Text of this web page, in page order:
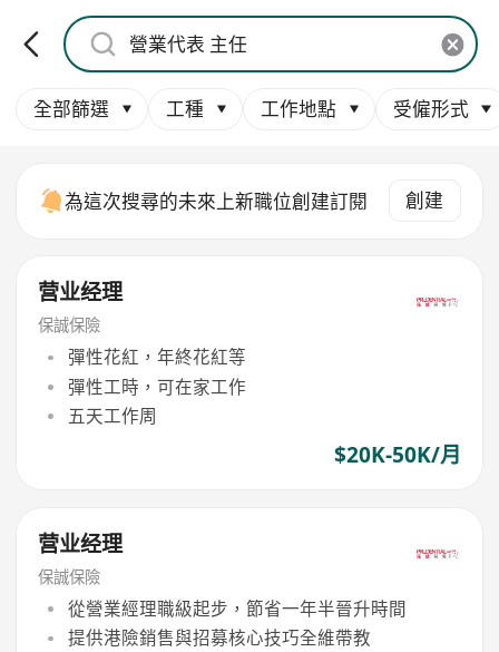
全部篩選 工種 工作地點 受僱形式
為這次搜尋的未來上新職位創建訂閱 創建
营业经理
保誠保險
彈性花紅，年終花紅等
彈性工時，可在家工作
五天工作周
$20K-50K/月
营业经理
保誠保險
從營業經理職級起步，節省一年半晉升時間
提供港險銷售與招募核心技巧全維帶教